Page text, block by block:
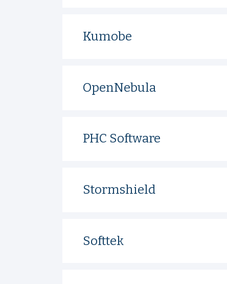
Kumobe
OpenNebula
PHC Software
Stormshield
Softtek